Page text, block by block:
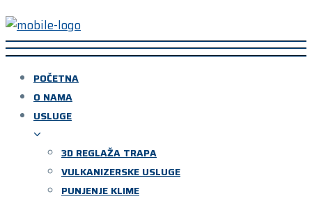
POČETNA
O NAMA
USLUGE
3D REGLAŽA TRAPA
VULKANIZERSKE USLUGE
PUNJENJE KLIME